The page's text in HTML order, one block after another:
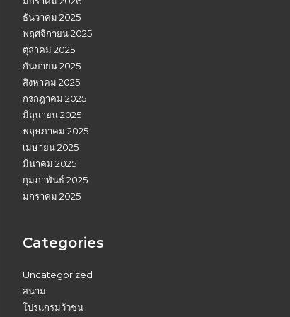
ธันวาคม 2025
พฤศจิกายน 2025
ตุลาคม 2025
กันยายน 2025
สิงหาคม 2025
กรกฎาคม 2025
มิถุนายน 2025
พฤษภาคม 2025
เมษายน 2025
มีนาคม 2025
กุมภาพันธ์ 2025
มกราคม 2025
Categories
Uncategorized
สนาม
โปรแกรมวัวชน